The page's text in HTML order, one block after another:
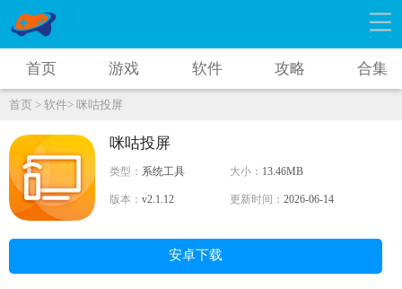
首页 游戏 软件 攻略 合集
首页 > 软件> 咪咕投屏
咪咕投屏
类型： 系统工具 大小： 13.46MB
版本：v2.1.12 更新时间： 2026-06-14
安卓下载